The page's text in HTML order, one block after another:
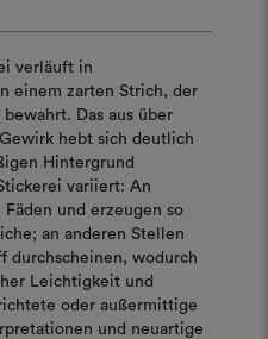
verläuft in
einem zarten Strich, der
Das aus über
hebt sich deutlich
Hintergrund
variiert: An
und erzeugen so
an anderen Stellen
durchscheinen, wodurch
Leichtigkeit und
oder außermittige
und neuartige